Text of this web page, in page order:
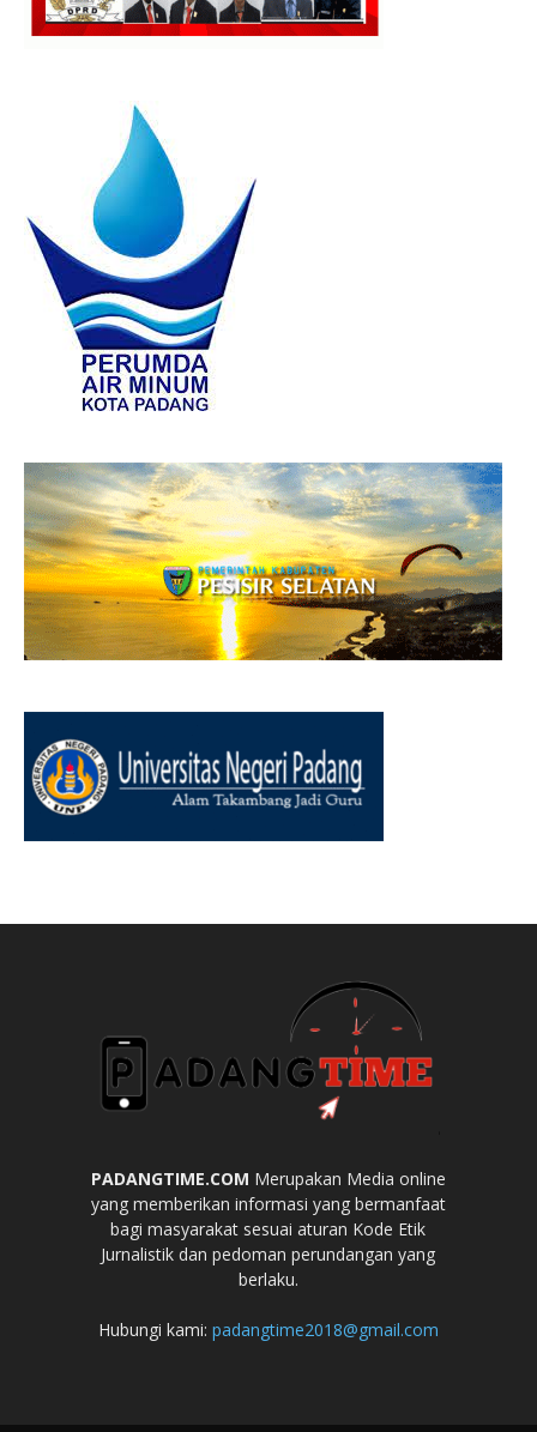
PADANGTIME.COM Merupakan Media online
yang memberikan informasi yang bermanfaat
bagi masyarakat sesuai aturan Kode Etik
Jurnalistik dan pedoman perundangan yang
berlaku.
Hubungi kami: padangtime2018@gmail.com